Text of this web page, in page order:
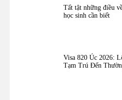
Tất tật những điều
học sinh cần biết
Visa 820 Úc 2026:
Tạm Trú Đến